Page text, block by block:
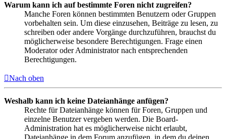
Warum kann ich auf bestimmte Foren nicht zugreifen?
Manche Foren können bestimmten Benutzern oder Gruppen
vorbehalten sein. Um diese einzusehen, Beiträge zu lesen, zu
schreiben oder andere Vorgänge durchzuführen, brauchst du
möglicherweise besondere Berechtigungen. Frage einen
Moderator oder Administrator nach entsprechenden
Berechtigungen.
Nach oben
Weshalb kann ich keine Dateianhänge anfügen?
Rechte für Dateianhänge können für Foren, Gruppen und
einzelne Benutzer vergeben werden. Die Board-
Administration hat es möglicherweise nicht erlaubt,